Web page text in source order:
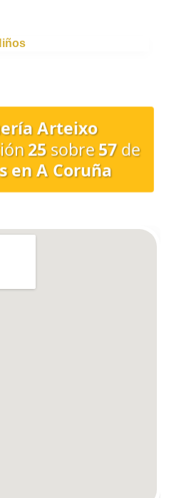
Arteixo
25 sobre 57 de
en A Coruña